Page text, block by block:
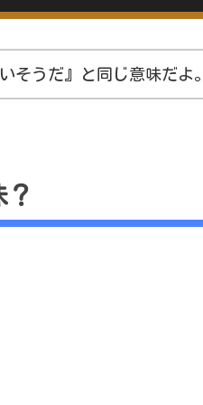
そうだ』と同じ意味だよ。